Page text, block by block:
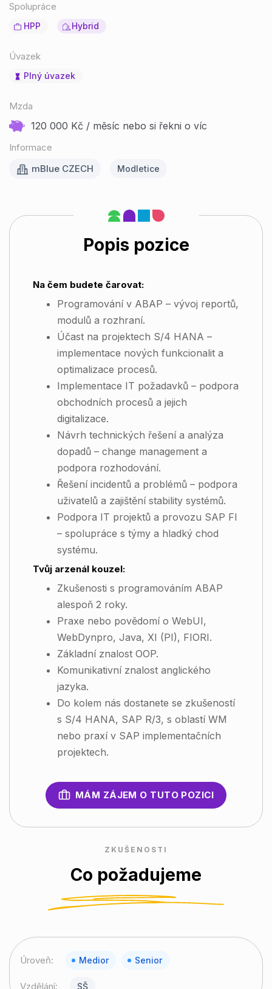
Spolupráce
HPP Hybrid
Úvazek
Plný úvazek
Mzda
120 000 Kč / měsíc nebo si řekni o víc
Informace
mBlue CZECH
Modletice
Popis pozice
Na čem budete čarovat:
Programování v ABAP – vývoj reportů,
modulů a rozhraní.
Účast na projektech S/4 HANA –
implementace nových funkcionalit a
optimalizace procesů.
Implementace IT požadavků – podpora
obchodních procesů a jejich
digitalizace.
Návrh technických řešení a analýza
dopadů – change management a
podpora rozhodování.
Řešení incidentů a problémů – podpora
uživatelů a zajištění stability systémů.
Podpora IT projektů a provozu SAP FI
– spolupráce s týmy a hladký chod
systému.
Tvůj arzenál kouzel:
Zkušenosti s programováním ABAP
alespoň 2 roky.
Praxe nebo povědomí o WebUI,
WebDynpro, Java, XI (PI), FIORI.
Základní znalost OOP.
Komunikativní znalost anglického
jazyka.
Do kolem nás dostanete se zkušeností
s S/4 HANA, SAP R/3, s oblastí WM
nebo praxí v SAP implementačních
projektech.
MÁM ZÁJEM O TUTO POZICI
ZKUŠENOSTI
Co požadujeme
Úroveň: Medior Senior
Vzdělání: SŠ